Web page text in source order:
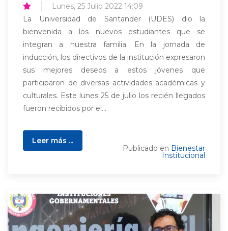
Lunes, 25 Julio 2022 14:09
La Universidad de Santander (UDES) dio la
bienvenida a los nuevos estudiantes que se
integran a nuestra familia. En la jornada de
inducción, los directivos de la institución expresaron
sus mejores deseos a estos jóvenes que
participaron de diversas actividades académicas y
culturales. Este lunes 25 de julio los recién llegados
fueron recibidos por el...
Leer más ...
Publicado en Bienestar
Institucional